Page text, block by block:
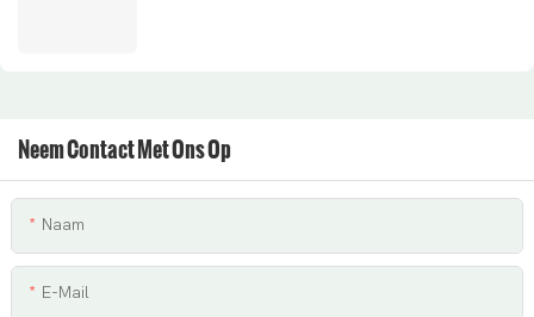
Neem Contact Met Ons Op
Naam
E-Mail